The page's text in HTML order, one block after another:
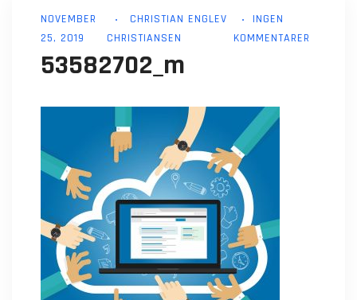
NOVEMBER
25, 2019
CHRISTIAN ENGLEV
CHRISTIANSEN
INGEN
KOMMENTARER
53582702_m